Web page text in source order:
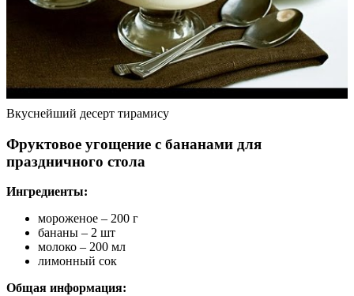
Вкуснейший десерт тирамису
Фруктовое угощение с бананами для
праздничного стола
Ингредиенты:
мороженое – 200 г
бананы – 2 шт
молоко – 200 мл
лимонный сок
Общая информация: